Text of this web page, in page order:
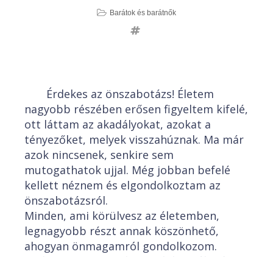
Barátok és barátnők
Érdekes az önszabotázs! Életem
nagyobb részében erősen figyeltem kifelé,
ott láttam az akadályokat, azokat a
tényezőket, melyek visszahúznak. Ma már
azok nincsenek, senkire sem
mutogathatok ujjal. Még jobban befelé
kellett néznem és elgondolkoztam az
önszabotázsról.
Minden, ami körülvesz az életemben,
legnagyobb részt annak köszönhető,
ahogyan önmagamról gondolkozom.